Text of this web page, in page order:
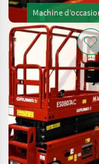
MODÈLE
ES0607DC
(5.60m)
MARKETPLACE
Marketplace
Machine